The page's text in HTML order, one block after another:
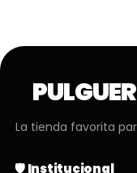
La tienda favorita
🛡️ Institucional